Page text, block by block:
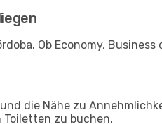
Ob Economy, Business
die Nähe zu
Toiletten zu buchen.